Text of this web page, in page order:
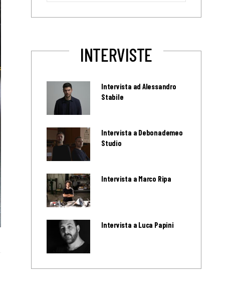
INTERVISTE
Intervista ad Alessandro
Stabile
Intervista a Debonademeo
Studio
Intervista a Marco Ripa
Intervista a Luca Papini